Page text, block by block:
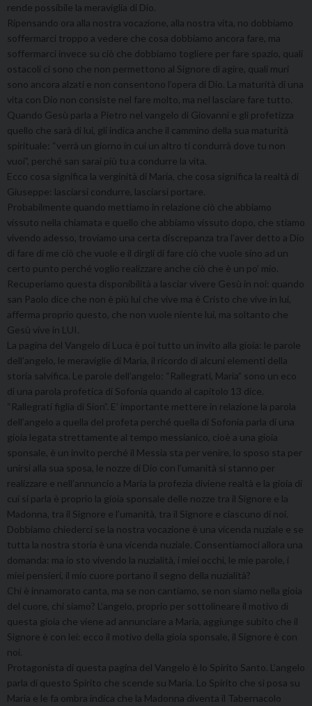
rende possibile la meraviglia di Dio.
Ripensando ora alla nostra vocazione, alla nostra vita, no dobbiamo
soffermarci troppo a vedere che cosa dobbiamo ancora fare, ma
soffermarci invece su ciò che dobbiamo togliere per fare spazio, quali
ostacoli ci sono che non permettono al Signore di agire, quali muri
sono ancora alzati e non consentono l’opera di Dio. La maturità di una
vita con Dio non consiste nel fare molto, ma nel lasciare fare tutto.
Quando Gesù parla a Pietro nel vangelo di Giovanni e gli profetizza
quello che sarà di lui, gli indica anche il cammino della sua maturità
spirituale: “verrà un giorno in cui un altro ti condurrà dove tu non
vuoi”, perché san sarai più tu a condurre la vita.
Ecco cosa significa la verginità di Maria, che cosa significa la realtà di
Giuseppe: lasciarsi condurre, lasciarsi portare.
Probabilmente quando mettiamo in relazione ciò che abbiamo
vissuto nella chiamata e quello che abbiamo vissuto dopo, che stiamo
vivendo adesso, troviamo una certa discrepanza tra l’aver detto a Dio
di fare di me ciò che vuole e il dirgli di fare ciò che vuole sino ad un
certo punto perché voglio realizzare anche ciò che è un po’ mio.
Recuperiamo questa disponibilità a lasciar vivere Gesù in noi: quando
san Paolo dice che non è più lui che vive ma è Cristo che vive in lui,
afferma proprio questo, che non vuole niente lui, ma soltanto che
Gesù vive in LUI.
La pagina del Vangelo di Luca è poi tutto un invito alla gioia: le parole
dell’angelo, le meraviglie di Maria, il ricordo di alcuni elementi della
storia salvifica. Le parole dell’angelo: “Rallegrati, Maria” sono un eco
di una parola profetica di Sofonia quando al capitolo 13 dice.
“Rallegrati figlia di Sion”. E’ importante mettere in relazione la parola
dell’angelo a quella del profeta perché quella di Sofonia parla di una
gioia legata strettamente al tempo messianico, cioè a una gioia
sponsale, è un invito perché il Messia sta per venire, lo sposo sta per
unirsi alla sua sposa, le nozze di Dio con l’umanità si stanno per
realizzare e nell’annuncio a Maria la profezia diviene realtà e la gioia di
cui si parla è proprio la gioia sponsale delle nozze tra il Signore e la
Madonna, tra il Signore e l’umanità, tra il Signore e ciascuno di noi.
Dobbiamo chiederci se la nostra vocazione è una vicenda nuziale e se
tutta la nostra storia è una vicenda nuziale. Consentiamoci allora una
domanda: ma io sto vivendo la nuzialità, i miei occhi, le mie parole, i
miei pensieri, il mio cuore portano il segno della nuzialità?
Chi è innamorato canta, ma se non cantiamo, se non siamo nella gioia
del cuore, chi siamo? L’angelo, proprio per sottolineare il motivo di
questa gioia che viene ad annunciare a Maria, aggiunge subito che il
Signore è con lei: ecco il motivo della gioia sponsale, il Signore è con
noi.
Protagonista di questa pagina del Vangelo è lo Spirito Santo. L’angelo
parla di questo Spirito che scende su Maria. Lo Spirito che si posa su
Maria e le fa ombra indica che la Madonna diventa il Tabernacolo